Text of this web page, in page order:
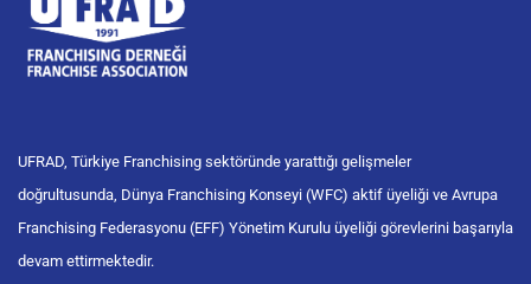
UFRAD, Türkiye Franchising sektöründe yarattığı gelişmeler
doğrultusunda, Dünya Franchising Konseyi (WFC) aktif üyeliği ve Avrupa
Franchising Federasyonu (EFF) Yönetim Kurulu üyeliği görevlerini başarıyla
devam ettirmektedir.